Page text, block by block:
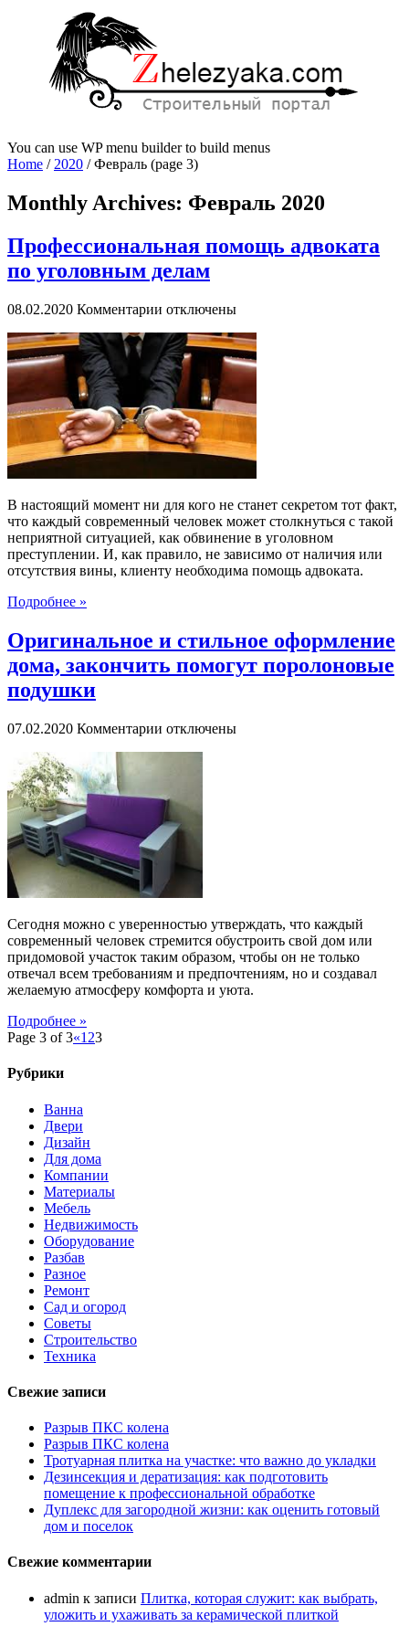
You can use WP menu builder to build menus
Home /2020 /Февраль (page 3)
Monthly Archives: Февраль 2020
Профессиональная помощь адвоката
по уголовным делам
08.02.2020 Комментарии к
Профессиональная
помощь
адвоката
по
уголовным
делам
отключены
В настоящий момент ни для кого не станет секретом тот факт,
что каждый современный человек может столкнуться с такой
неприятной ситуацией, как обвинение в уголовном
преступлении. И, как правило, не зависимо от наличия или
отсутствия вины, клиенту необходима помощь адвоката.
Подробнее »
Оригинальное и стильное оформление
дома, закончить помогут поролоновые
подушки
07.02.2020 Комментарии к
стильное
оформление
дома,
закончить
поролоновые
подушки
отключены
Сегодня можно с уверенностью утверждать, что каждый
современный человек стремится обустроить свой дом или
придомовой участок таким образом, чтобы он не только
отвечал всем требованиям и предпочтениям, но и создавал
желаемую атмосферу комфорта и уюта.
Подробнее »
Page 3 of 3«1 23
Рубрики
Ванна
Двери
Дизайн
Для дома
Компании
Материалы
Мебель
Недвижимость
Оборудование
Разбав
Разное
Ремонт
Сад и огород
Советы
Строительство
Техника
Свежие записи
Разрыв ПКС колена
Разрыв ПКС колена
Тротуарная плитка на участке: что важно до укладки
Дезинсекция и дератизация: как подготовить
помещение к профессиональной обработке
Дуплекс для загородной жизни: как оценить готовый
дом и поселок
Свежие комментарии
admin к записи Плитка, которая служит: как выбрать,
уложить и ухаживать за керамической плиткой